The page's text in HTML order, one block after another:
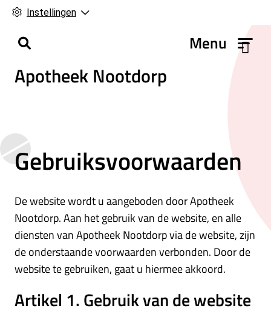
Instellingen
Apotheek Nootdorp
o
f
n
u
Menu
Gebruiksvoorwaarden
De website wordt u aangeboden door Apotheek
Nootdorp. Aan het gebruik van de website, en alle
diensten van Apotheek Nootdorp via de website, zijn
de onderstaande voorwaarden verbonden. Door de
website te gebruiken, gaat u hiermee akkoord.
Artikel 1. Gebruik van de website